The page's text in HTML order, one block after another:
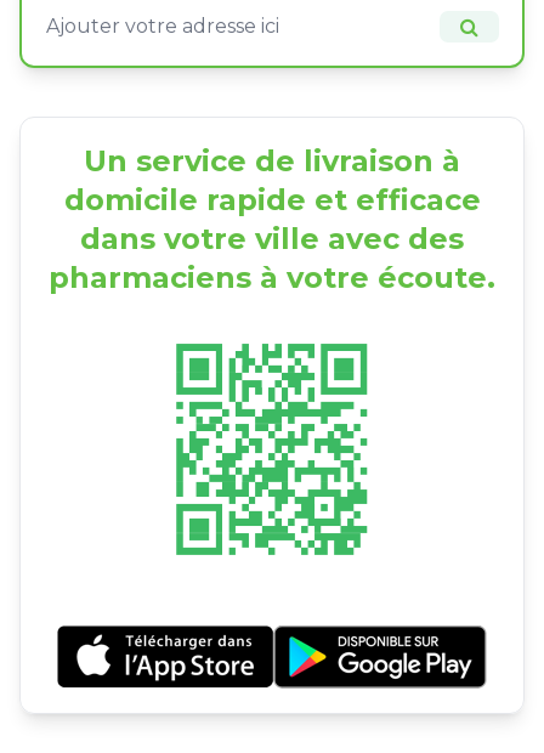
Un service de livraison à
domicile rapide et efficace
dans votre ville avec des
pharmaciens à votre écoute.